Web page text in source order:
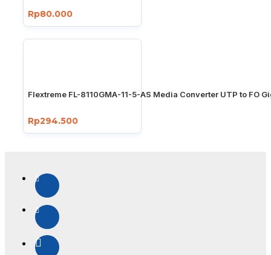
Rp80.000
Flextreme FL-8110GMA-11-5-AS Media Converter UTP to FO
Rp294.500